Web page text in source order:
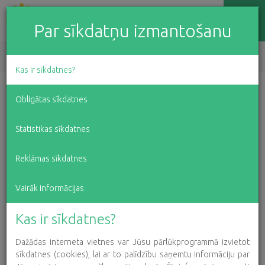
EN LV RU
Vasaras nometne kā logs
uz citu pasauli
Augustā, jau trešo gadu pēc kārtas, pateicoties
bērniem ar smagām diagnozēm un viņu ģimenēm
doties uz četru dienu specializēto nometni “Taureņu
Par sīkdatņu izmantošanu
Kas ir sīkdatnes?
Obligātas sīkdatnes
Statistikas sīkdatnes
Reklāmas sīkdatnes
Vairāk informācijas
Kas ir sīkdatnes?
Dažādas interneta vietnes var Jūsu pārlūkprogrammā izvietot
sīkdatnes (cookies), lai ar to palīdzību saņemtu informāciju par